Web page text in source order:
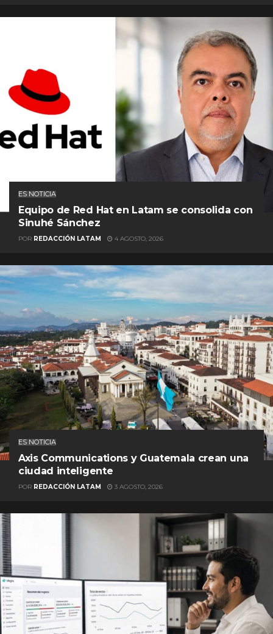
ES NOTICIA
Equipo de Red Hat en Latam se consolida con
Sinuhé Sánchez
POR REDACCIÓN LATAM 4 AGOSTO, 2026
ES NOTICIA
Axis Communications y Guatemala crean una
ciudad inteligente
POR REDACCIÓN LATAM 3 AGOSTO, 2026